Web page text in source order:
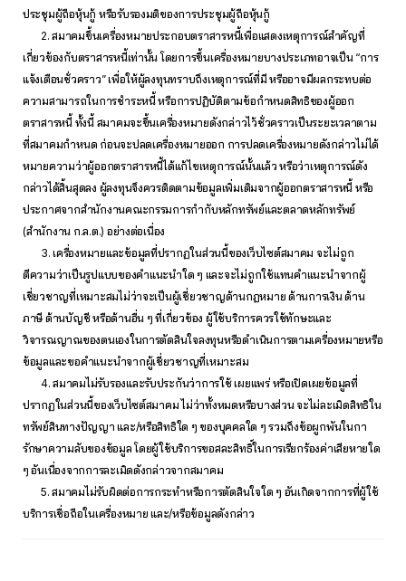
ประชุมผู้ถือหุ้นกู้ หรือรับรองมติของการประชุมผู้ถือหุ้นกู้
2. สมาคมขึ้นเครื่องหมายประกอบตราสารหนี้เพื่อแสดงเหตุการณ์สำคัญที่
เกี่ยวข้องกับตราสารหนี้เท่านั้น โดยการขึ้นเครื่องหมายบางประเภทอาจเป็น “การ
แจ้งเตือนชั่วคราว” เพื่อให้ผู้ลงทุนทราบถึงเหตุการณ์ที่มี หรืออาจมีผลกระทบต่อ
ความสามารถในการชำระหนี้ หรือการปฏิบัติตามข้อกำหนดสิทธิของผู้ออก
ตราสารหนี้ ทั้งนี้ สมาคมจะขึ้นเครื่องหมายดังกล่าวไว้ชั่วคราวเป็นระยะเวลาตาม
ที่สมาคมกำหนด ก่อนจะปลดเครื่องหมายออก การปลดเครื่องหมายดังกล่าวไม่ได้
หมายความว่าผู้ออกตราสารหนี้ได้แก้ไขเหตุการณ์นั้นแล้ว หรือว่าเหตุการณ์ดัง
กล่าวได้สิ้นสุดลง ผู้ลงทุนจึงควรติดตามข้อมูลเพิ่มเติมจากผู้ออกตราสารหนี้ หรือ
ประกาศจากสำนักงานคณะกรรมการกำกับหลักทรัพย์และตลาดหลักทรัพย์
(สำนักงาน ก.ล.ต.) อย่างต่อเนื่อง
3. เครื่องหมายและข้อมูลที่ปรากฏในส่วนนี้ของเว็บไซต์สมาคม จะไม่ถูก
ตีความว่าเป็นรูปแบบของคำแนะนำใด ๆ และจะไม่ถูกใช้แทนคำแนะนำจากผู้
เชี่ยวชาญที่เหมาะสมไม่ว่าจะเป็นผู้เชี่ยวชาญด้านกฎหมาย ด้านการเงิน ด้าน
ภาษี ด้านบัญชี หรือด้านอื่น ๆ ที่เกี่ยวข้อง ผู้ใช้บริการควรใช้ทักษะและ
วิจารณญาณของตนเองในการตัดสินใจลงทุนหรือดำเนินการตามเครื่องหมายหรือ
ข้อมูลและขอคำแนะนำจากผู้เชี่ยวชาญที่เหมาะสม
4. สมาคมไม่รับรองและรับประกันว่าการใช้ เผยแพร่ หรือเปิดเผยข้อมูลที่
ปรากฏในส่วนนี้ของเว็บไซต์สมาคม ไม่ว่าทั้งหมดหรือบางส่วน จะไม่ละเมิดสิทธิใน
ทรัพย์สินทางปัญญา และ/หรือสิทธิใด ๆ ของบุคคลใด ๆ รวมถึงข้อผูกพันในกา
รักษาความลับของข้อมูล โดยผู้ใช้บริการขอสละสิทธิ์ในการเรียกร้องค่าเสียหายใด
ๆ อันเนื่องจากการละเมิดดังกล่าวจากสมาคม
5. สมาคมไม่รับผิดต่อการกระทำหรือการตัดสินใจใด ๆ อันเกิดจากการที่ผู้ใช้
บริการเชื่อถือในเครื่องหมาย และ/หรือข้อมูลดังกล่าว